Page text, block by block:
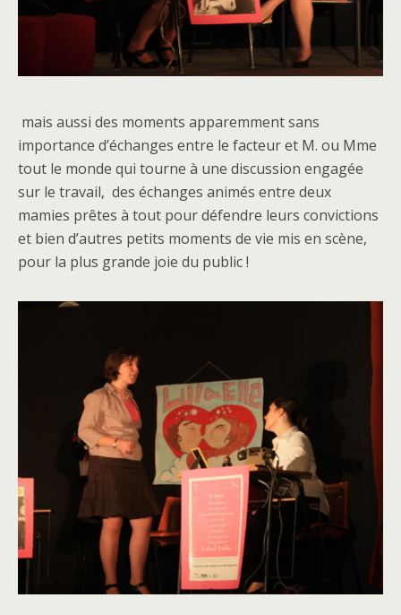
mais aussi des moments apparemment sans
importance d’échanges entre le facteur et M. ou Mme
tout le monde qui tourne à une discussion engagée
sur le travail, des échanges animés entre deux
mamies prêtes à tout pour défendre leurs convictions
et bien d’autres petits moments de vie mis en scène,
pour la plus grande joie du public !